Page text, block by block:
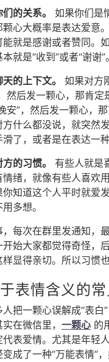
的关系。
如果你们是
颗心大概率是表达爱意
能就是感谢或者赞同。
就是“收到”或者“谢谢”。
的上下文。
如果对方
然后发一颗心，那肯定
安”，然后发一颗心，
什么都没说，就突然发
了，或者是在表达一种
的习惯。
有些人就是
绪，就像有些人喜欢
知道这个人平时就爱
多想。
每次在群里发通知，
开始大家都觉得奇怪，
显得亲切。所以习惯也
表情含义的
把一颗心误解成“表白
在微信里， 一颗心 的
代表爱情。尤其是年轻
成了一种“万能表情”，